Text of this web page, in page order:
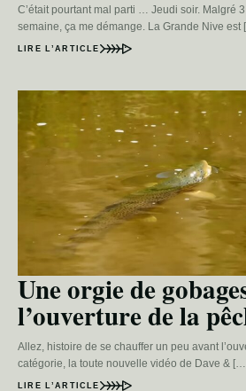
C’était pourtant mal parti … Jeudi soir. Malgré
semaine, ça me démange. La Grande Nive est
LIRE L’ARTICLE
Une orgie de
l’ouverture de la
Allez, histoire de se chauffer un peu avant
catégorie, la toute nouvelle vidéo de Dave &
LIRE L’ARTICLE